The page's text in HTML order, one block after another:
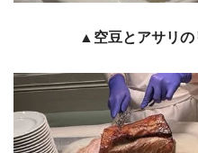
▲空豆とアサリの